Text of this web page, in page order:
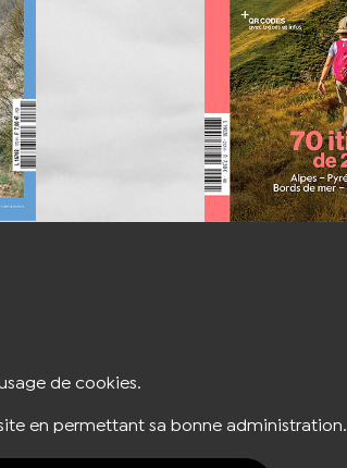
de cookies.
en permettant sa bonne administration.